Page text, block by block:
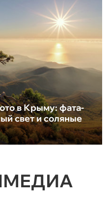
в Крыму: фата-
свет и соляные